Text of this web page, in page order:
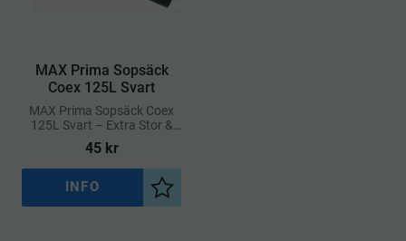
​MAX Prima Sopsäck
Coex 125L Svart
MAX Prima Sopsäck Coex
125L Svart – Extra Stor &
Slitstark Avfallssäck
45kr
Lägg till i önskelista
INFO